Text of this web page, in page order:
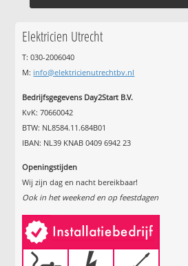
Elektricien Utrecht
T: 030-2006040
M: info@elektricienutrechtbv.nl
Bedrijfsgegevens Day2Start B.V.
KvK: 70660042
BTW: NL8584.11.684B01
IBAN: NL39 KNAB 0409 6942 23
Openingstijden
Wij zijn dag en nacht bereikbaar!
Ook in het weekend en op feestdagen